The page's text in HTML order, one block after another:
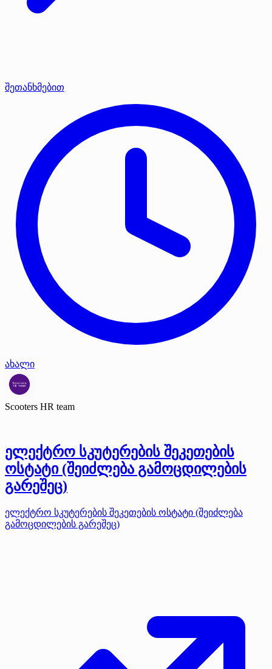
შეთანხმებით
ახალი
Scooters HR team
ელექტრო სკუტერების შეკეთების
ოსტატი (შეიძლება გამოცდილების
გარეშეც)
ელექტრო სკუტერების შეკეთების ოსტატი (შეიძლება
გამოცდილების გარეშეც)